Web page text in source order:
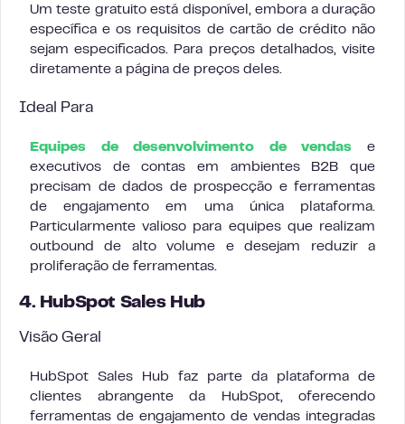
Um teste gratuito está disponível, embora a duração
específica e os requisitos de cartão de crédito não
sejam especificados. Para preços detalhados, visite
diretamente a página de preços deles.
Ideal Para
Equipes de desenvolvimento de vendas e
executivos de contas em ambientes B2B que
precisam de dados de prospecção e ferramentas
de engajamento em uma única plataforma.
Particularmente valioso para equipes que realizam
outbound de alto volume e desejam reduzir a
proliferação de ferramentas.
4. HubSpot Sales Hub
Visão Geral
HubSpot Sales Hub faz parte da plataforma de
clientes abrangente da HubSpot, oferecendo
ferramentas de engajamento de vendas integradas